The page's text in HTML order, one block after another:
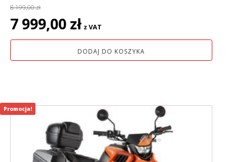
8 199,00zł
Pierwotna
cena
wynosiła:
7 999,00 zł cena
wynosi:
7
z VAT
DODAJ DO KOSZYKA
Promocja!